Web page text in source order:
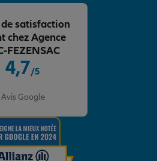
4,7/5
Avis Google
satisfaction
chez Agence
FEZENSAC